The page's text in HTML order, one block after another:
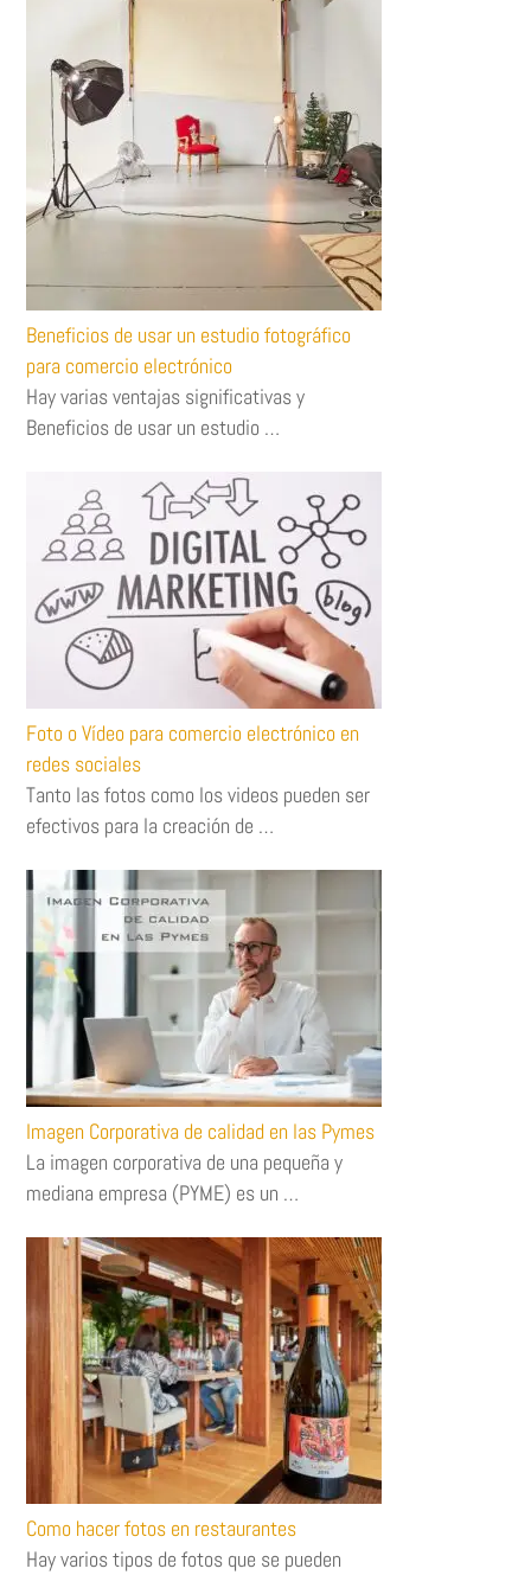
Beneficios de usar un estudio fotográfico
para comercio electrónico
Hay varias ventajas significativas y
Beneficios de usar un estudio …
Foto o Vídeo para comercio electrónico en
redes sociales
Tanto las fotos como los videos pueden ser
efectivos para la creación de …
Imagen Corporativa de calidad en las Pymes
La imagen corporativa de una pequeña y
mediana empresa (PYME) es un …
Como hacer fotos en restaurantes
Hay varios tipos de fotos que se pueden